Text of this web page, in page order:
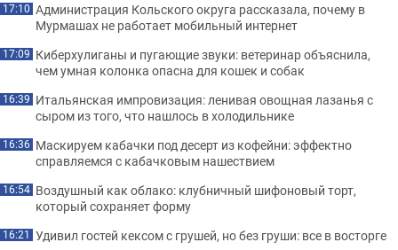
17:10 Администрация Кольского округа рассказала, почему в
Мурмашах не работает мобильный интернет
17:09 Киберхулиганы и пугающие звуки: ветеринар объяснила,
чем умная колонка опасна для кошек и собак
16:39 Итальянская импровизация: ленивая овощная лазанья с
сыром из того, что нашлось в холодильнике
16:36 Маскируем кабачки под десерт из кофейни: эффектно
справляемся с кабачковым нашествием
16:54 Воздушный как облако: клубничный шифоновый торт,
который сохраняет форму
16:21 Удивил гостей кексом с грушей, но без груши: все в восторге